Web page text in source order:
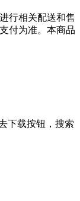
行相关配送和售
付为准。本商品
下载按钮，搜索